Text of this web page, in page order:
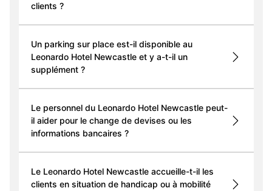
clients ?
Un parking sur place est-il disponible au
Leonardo Hotel Newcastle et y a-t-il un
supplément ?
Le personnel du Leonardo Hotel Newcastle peut-
il aider pour le change de devises ou les
informations bancaires ?
Le Leonardo Hotel Newcastle accueille-t-il les
clients en situation de handicap ou à mobilité